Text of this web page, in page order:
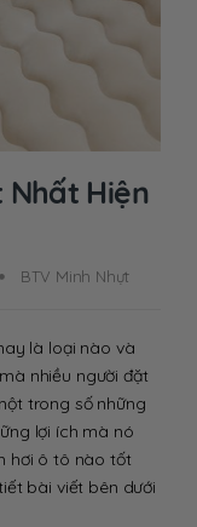
Nhất Hiện
BTV Minh Nhựt
là loại nào và
nhiều người đặt
trong số những
lợi ích mà nó
hơi ô tô nào tốt
bài viết bên dưới